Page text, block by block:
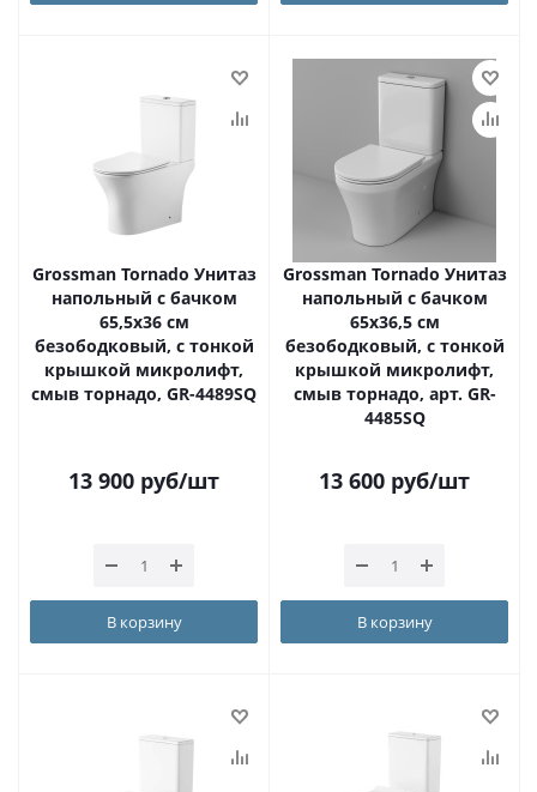
Grossman Tornado Унитаз
напольный с бачком
65,5х36 см
безободковый, с тонкой
крышкой микролифт,
смыв торнадо, GR-4489SQ
13 900 руб/шт
В корзину
Grossman Tornado Унитаз
напольный с бачком
65х36,5 см
безободковый, с тонкой
крышкой микролифт,
смыв торнадо, арт. GR-
4485SQ
13 600 руб/шт
В корзину